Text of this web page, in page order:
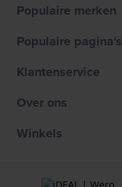
Populaire merken
Populaire pagina's
Klantenservice
Over ons
Winkels